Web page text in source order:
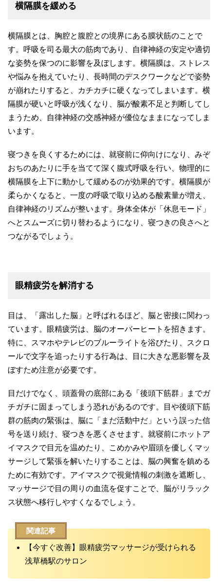
横隔膜を緩める
横隔膜とは、胸腔と腹腔との境界にある膜状筋のことで
す。呼吸を司る最大の筋肉であり、自律神経の安定や適切
な姿勢を保つのに影響を及ぼします。横隔膜は、ストレス
や悩みを抱えていたり、長時間のデスクワークなどで姿勢
が崩れたりすると、カチカチに硬くなってしまいます。横
隔膜が硬いと呼吸が浅くなり、脳が酸素不足と判断してし
まうため、自律神経の交感神経が優位なままになってしま
います。
寝つきを良くするためには、就寝前に仰向けになり、みぞ
おちのあたりに手を当てて深く腹式呼吸を行い、物理的に
横隔膜を上下に動かして緩めるのが効果的です。横隔膜が
柔らかくなると、一度の呼吸で取り込める酸素量が増え、
自律神経のリズムが整います。身体全体が「休息モード」
へとスムーズに切り替わるようになり、寝つきの良さへと
つながるでしょう。
眼精疲労を解消する
目は、「露出した脳」と呼ばれるほど、脳と密接に関わっ
ています。眼精疲労は、脳のオーバーヒートを招きます。
特に、スマホやテレビのブルーライトを浴びたり、スクロ
ールで文字を追ったりする行為は、目に大きな悪影響を及
ぼすため注意が必要です。
目だけでなく、頭蓋骨の底部にある「後頭下筋群」までガ
チガチに固まってしまう恐れがあるのです。目や後頭下筋
群の筋肉の緊張は、脳に「まだ活動中だ」という誤った信
号を送り続け、寝つきを悪くさせます。就寝前にホットア
イマスクで目元を温めたり、こめかみや眉頭を優しくマッ
サージして緊張を解いたりすることは、脳の興奮を鎮める
ために有効です。アイマスクで視覚情報の刺激を遮断し、
マッサージで目の周りの血流を促すことで、脳がリラック
ス状態へ移行しやすくなるでしょう。
関連記事
【今すぐ改善】眼精疲労マッサージが受けられる
浅草橋駅のサロン